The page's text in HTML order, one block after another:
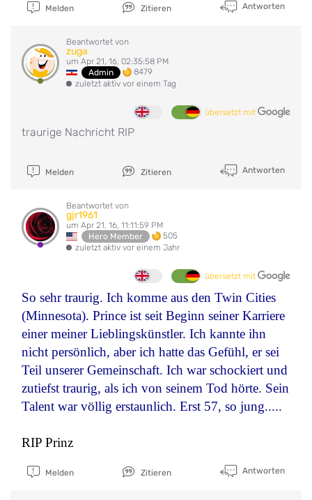
Melden Zitieren Antworten
Beantwortet von
zuga
um Apr 21, 16, 02:35:58 PM
Admin
8479
zuletzt aktiv vor einem Tag
übersetzt mit
traurige Nachricht RIP
Melden Zitieren Antworten
Beantwortet von
gjr1961
um Apr 21, 16, 11:11:59 PM
Hero Member
505
zuletzt aktiv vor einem Jahr
übersetzt mit
So sehr traurig. Ich komme aus den Twin Cities
(Minnesota). Prince ist seit Beginn seiner Karriere
einer meiner Lieblingskünstler. Ich kannte ihn
nicht persönlich, aber ich hatte das Gefühl, er sei
Teil unserer Gemeinschaft. Ich war schockiert und
zutiefst traurig, als ich von seinem Tod hörte. Sein
Talent war völlig erstaunlich. Erst 57, so jung.....
RIP Prinz
Melden Zitieren Antworten